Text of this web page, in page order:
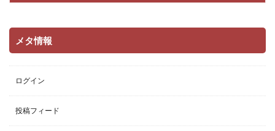
メタ情報
ログイン
投稿フィード